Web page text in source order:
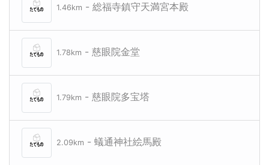
1.46km - 総福寺鎮守天満宮本殿
1.78km - 慈眼院金堂
1.79km - 慈眼院多宝塔
2.09km - 蟻通神社絵馬殿